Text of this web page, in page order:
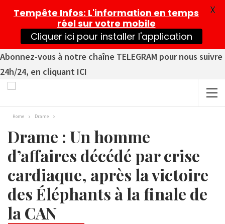
Abonnez-vous à notre chaîne TELEGRAM pour nous suivre
24h/24, en cliquant ICI
Home Drame
Drame : Un homme
d’affaires décédé par crise
cardiaque, après la victoire
des Éléphants à la finale de
la CAN
Tempête Infos: L'information en temps
réel sur votre mobile
Cliquer ici pour installer l'application
X